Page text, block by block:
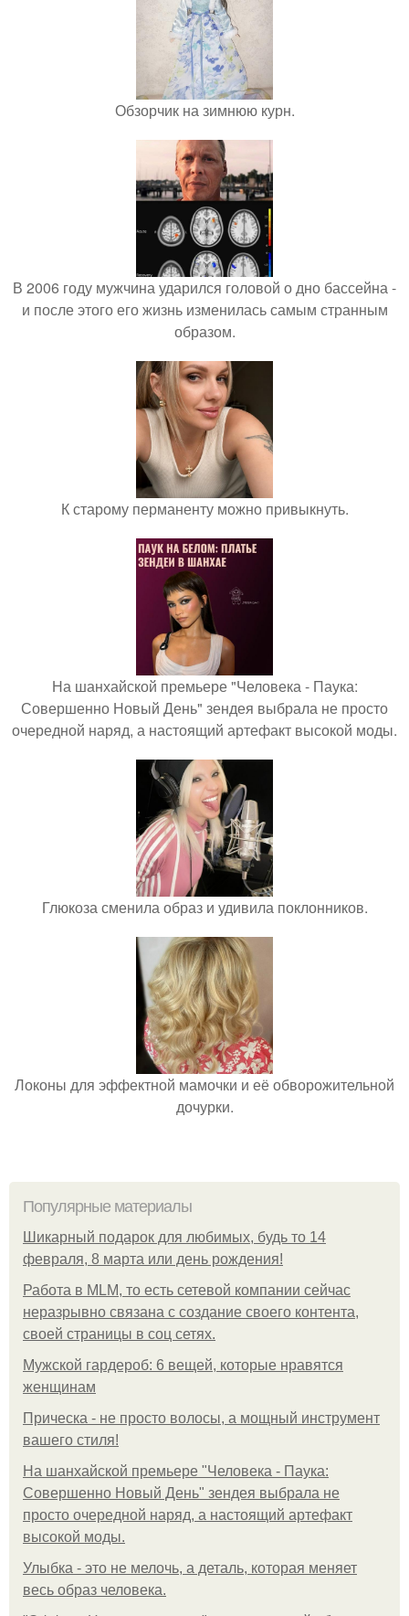
Обзорчик на зимнюю курн.
В 2006 году мужчина ударился головой о дно бассейна -
и после этого его жизнь изменилась самым странным
образом.
К старому перманенту можно привыкнуть.
На шанхайской премьере "Человека - Паука:
Совершенно Новый День" зендея выбрала не просто
очередной наряд, а настоящий артефакт высокой моды.
Глюкоза сменила образ и удивила поклонников.
Локоны для эффектной мамочки и её обворожительной
дочурки.
Популярные материалы
Шикарный подарок для любимых, будь то 14
февраля, 8 марта или день рождения!
Работа в MLM, то есть сетевой компании сейчас
неразрывно связана с создание своего контента,
своей страницы в соц сетях.
Мужской гардероб: 6 вещей, которые нравятся
женщинам
Прическа - не просто волосы, а мощный инструмент
вашего стиля!
На шанхайской премьере "Человека - Паука:
Совершенно Новый День" зендея выбрала не
просто очередной наряд, а настоящий артефакт
высокой моды.
Улыбка - это не мелочь, а деталь, которая меняет
весь образ человека.